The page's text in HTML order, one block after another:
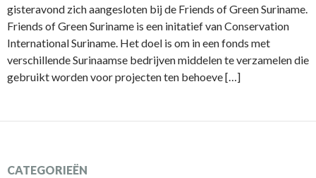
gisteravond zich aangesloten bij de Friends of Green Suriname.
Friends of Green Suriname is een initatief van Conservation
International Suriname. Het doel is om in een fonds met
verschillende Surinaamse bedrijven middelen te verzamelen die
gebruikt worden voor projecten ten behoeve […]
CATEGORIEËN